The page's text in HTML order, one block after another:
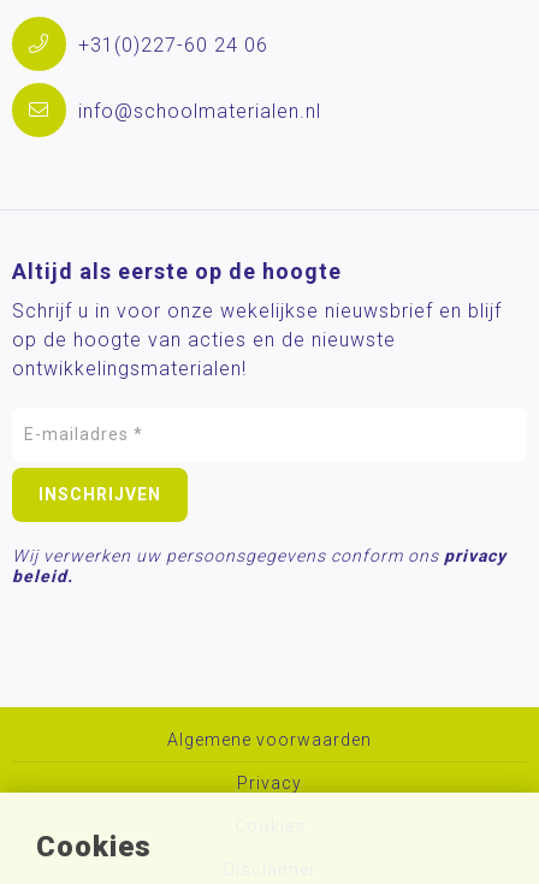
Cookies
+31(0)227-60 24 06
info@schoolmaterialen.nl
Altijd als eerste op de hoogte
Schrijf u in voor onze wekelijkse nieuwsbrief en blijf
op de hoogte van acties en de nieuwste
ontwikkelingsmaterialen!
Wij verwerken uw persoonsgegevens conform ons privacy
beleid.
Algemene voorwaarden
Privacy